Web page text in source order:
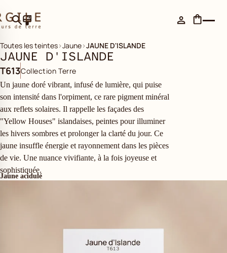
Toutes les teintes›Jaune›JAUNE D'ISLANDE
JAUNE D'ISLANDE
T613Collection Terre
Un jaune doré vibrant, infusé de lumière, qui puise
son intensité dans l'orpiment, ce rare pigment minéral
aux reflets solaires. Il rappelle les façades des
"Yellow Houses" islandaises, peintes pour illuminer
les hivers sombres et prolonger la clarté du jour. Ce
jaune insuffle énergie et rayonnement dans les pièces
de vie. Une nuance vivifiante, à la fois joyeuse et
sophistiquée.
Jaune acidulé